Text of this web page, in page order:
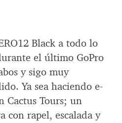
Black a todo lo
el último GoPro
y sigo muy
Ya sea haciendo e-
Cactus Tours; un
con rapel, escalada y